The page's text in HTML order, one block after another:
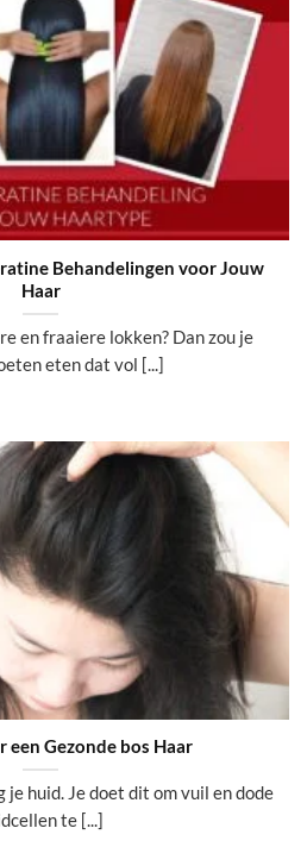
Behandelingen voor Jouw
Haar
en fraaiere lokken? Dan zou je
eten dat vol [...]
een Gezonde bos Haar
huid. Je doet dit om vuil en dode
te [...]